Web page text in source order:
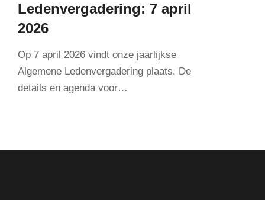
Ledenvergadering: 7 april
2026
Op 7 april 2026 vindt onze jaarlijkse
Algemene Ledenvergadering plaats. De
details en agenda voor…